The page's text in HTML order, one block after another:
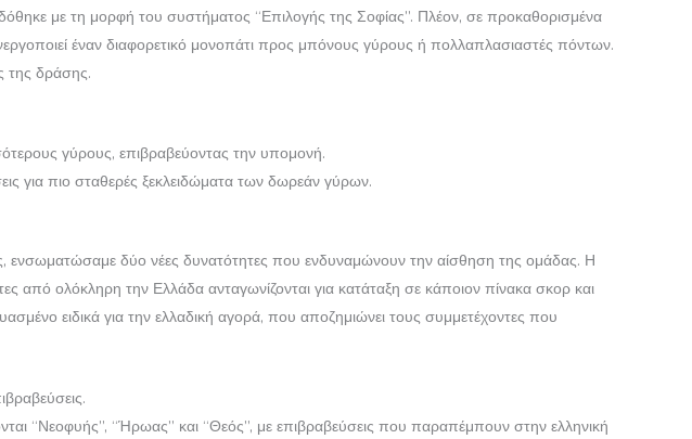
με τη μορφή του συστήματος “Επιλογής της Σοφίας”. Πλέον, σε προκαθορισμένα
έναν διαφορετικό μονοπάτι προς μπόνους γύρους ή πολλαπλασιαστές πόντων.
της δράσης.
γύρους, επιβραβεύοντας την υπομονή.
για πιο σταθερές ξεκλειδώματα των δωρεάν γύρων.
ενσωματώσαμε δύο νέες δυνατότητες που ενδυναμώνουν την αίσθηση της ομάδας. Η
ολόκληρη την Ελλάδα ανταγωνίζονται για κατάταξη σε κάποιον πίνακα σκορ και
ειδικά για την ελλαδική αγορά, που αποζημιώνει τους συμμετέχοντες που
“Νεοφυής”, “Ήρωας” και “Θεός”, με επιβραβεύσεις που παραπέμπουν στην ελληνική